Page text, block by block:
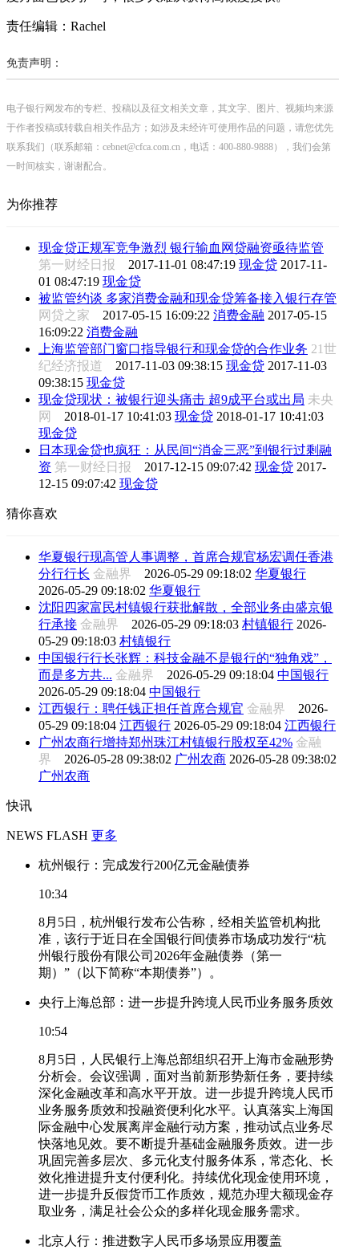
责任编辑：Rachel
免责声明：
电子银行网发布的专栏、投稿以及征文相关文章，其文字、图片、视频均来源
于作者投稿或转载自相关作品方；如涉及未经许可使用作品的问题，请您优先
联系我们（联系邮箱：cebnet@cfca.com.cn，电话：400-880-9888），我们会第
一时间核实，谢谢配合。
为你推荐
现金贷正规军竞争激烈 银行输血网贷融资亟待监管
第一财经日报 2017-11-01 08:47:19 现金贷 2017-11-
01 08:47:19 现金贷
被监管约谈 多家消费金融和现金贷筹备接入银行存管
网贷之家 2017-05-15 16:09:22 消费金融 2017-05-15
16:09:22 消费金融
上海监管部门窗口指导银行和现金贷的合作业务 21世
纪经济报道 2017-11-03 09:38:15 现金贷 2017-11-03
09:38:15 现金贷
现金贷现状：被银行迎头痛击 超9成平台或出局 未央
网 2018-01-17 10:41:03 现金贷 2018-01-17 10:41:03
现金贷
日本现金贷也疯狂：从民间“消金三恶”到银行过剩融
资 第一财经日报 2017-12-15 09:07:42 现金贷 2017-
12-15 09:07:42 现金贷
猜你喜欢
华夏银行现高管人事调整，首席合规官杨宏调任香港
分行行长 金融界 2026-05-29 09:18:02 华夏银行
2026-05-29 09:18:02 华夏银行
沈阳四家富民村镇银行获批解散，全部业务由盛京银
行承接 金融界 2026-05-29 09:18:03 村镇银行 2026-
05-29 09:18:03 村镇银行
中国银行行长张辉：科技金融不是银行的“独角戏”，
而是多方共... 金融界 2026-05-29 09:18:04 中国银行
2026-05-29 09:18:04 中国银行
江西银行：聘任钱正担任首席合规官 金融界 2026-
05-29 09:18:04 江西银行 2026-05-29 09:18:04 江西银行
广州农商行增持郑州珠江村镇银行股权至42% 金融
界 2026-05-28 09:38:02 广州农商 2026-05-28 09:38:02
广州农商
快讯
NEWS FLASH 更多
杭州银行：完成发行200亿元金融债券
10:34
8月5日，杭州银行发布公告称，经相关监管机构批
准，该行于近日在全国银行间债券市场成功发行“杭
州银行股份有限公司2026年金融债券（第一
期）”（以下简称“本期债券”）。
央行上海总部：进一步提升跨境人民币业务服务质效
10:54
8月5日，人民银行上海总部组织召开上海市金融形势
分析会。会议强调，面对当前新形势新任务，要持续
深化金融改革和高水平开放。进一步提升跨境人民币
业务服务质效和投融资便利化水平。认真落实上海国
际金融中心发展离岸金融行动方案，推动试点业务尽
快落地见效。要不断提升基础金融服务质效。进一步
巩固完善多层次、多元化支付服务体系，常态化、长
效化推进提升支付便利化。持续优化现金使用环境，
进一步提升反假货币工作质效，规范办理大额现金存
取业务，满足社会公众的多样化现金服务需求。
北京人行：推进数字人民币多场景应用覆盖